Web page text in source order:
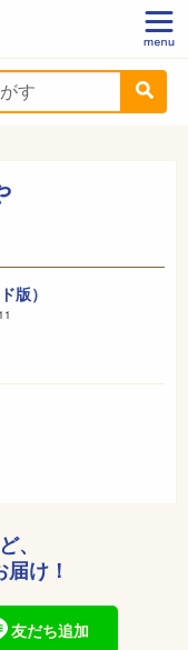
版）
11
、
け！
友だち追加